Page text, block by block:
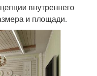
внутреннего
и площади.